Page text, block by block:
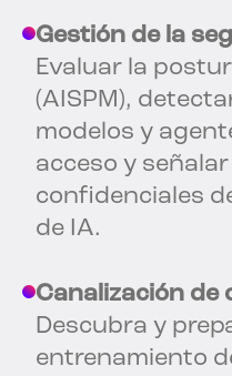
Gestión de la
Evaluar la
(AISPM),
modelos y
acceso y
confidenciales
de IA.
Canalización de
Descubra y
entrenamiento